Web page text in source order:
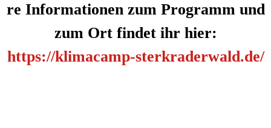
re Infor­ma­tio­nen zum Pro­gramm und
zum Ort fin­det ihr hier:
https://klimacamp-sterkraderwald.de/